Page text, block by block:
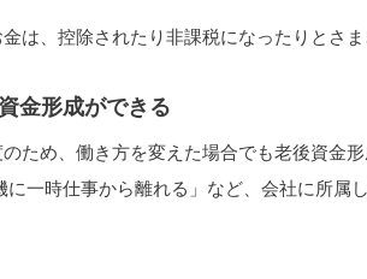
は、控除されたり非課税になったりとさ
金形成ができる
ため、働き方を変えた場合でも老後資金
一時仕事から離れる」など、会社に所属